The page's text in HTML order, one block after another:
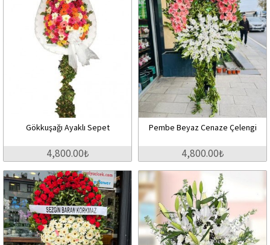
Gökkuşağı Ayaklı Sepet
4,800.00₺
Pembe Beyaz Cenaze Çelengi
4,800.00₺